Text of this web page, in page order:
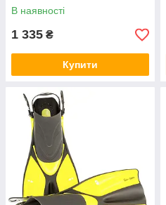
В наявності
1 335 ₴
Купити